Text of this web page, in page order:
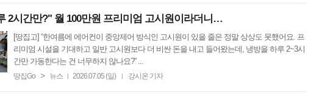
2시간만?" 월 100만원 프리미엄 고시원이라더니…
[땅집고] “한여름에 에어컨이 중앙제어 방식인 고시원이 있을 줄은 정말 상상도 못했어요. 프
리미엄 시설을 기대하고 일반 고시원보다 더 비싼 돈을 내고 들어왔는데, 냉방을 하루 2~3시
간만 가동한다는 건 너무하지 않나요?” ...
땅집Go > 뉴스 | 2026.07.05 (일) | 강시온 기자